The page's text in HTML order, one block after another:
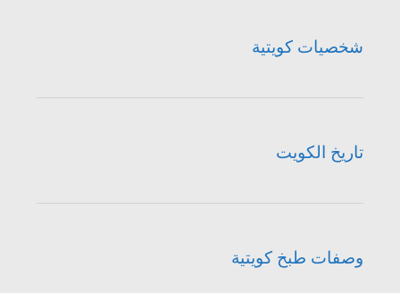
شخصيات كويتية
تاريخ الكويت
وصفات طبخ كويتية